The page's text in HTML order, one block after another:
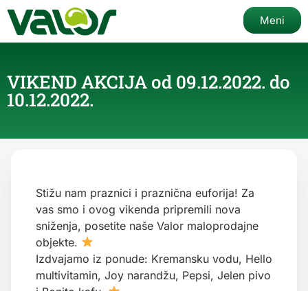
Meni
VIKEND AKCIJA od 09.12.2022. do
10.12.2022.
Stižu nam praznici i praznična euforija! Za
vas smo i ovog vikenda pripremili nova
sniženja, posetite naše Valor maloprodajne
objekte.
Izdvajamo iz ponude: Kremansku vodu, Hello
multivitamin, Joy narandžu, Pepsi, Jelen pivo